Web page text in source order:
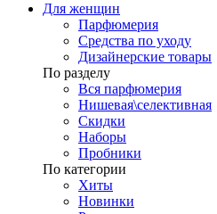
Для женщин
Парфюмерия
Средства по уходу
Дизайнерские товары
По разделу
Вся парфюмерия
Нишевая\селективная
Скидки
Наборы
Пробники
По категории
Хиты
Новинки